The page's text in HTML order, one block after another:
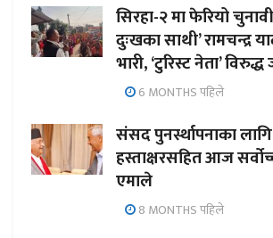
सिरहा-२ मा फेरियो
दुःखका साथी’ रामचन्द्र
भारी, ‘टुरिस्ट नेता’
6 MONTHS पहिले
संसद पुनर्स्थापनाका
हस्ताक्षरसहित आज
एमाले
8 MONTHS पहिले